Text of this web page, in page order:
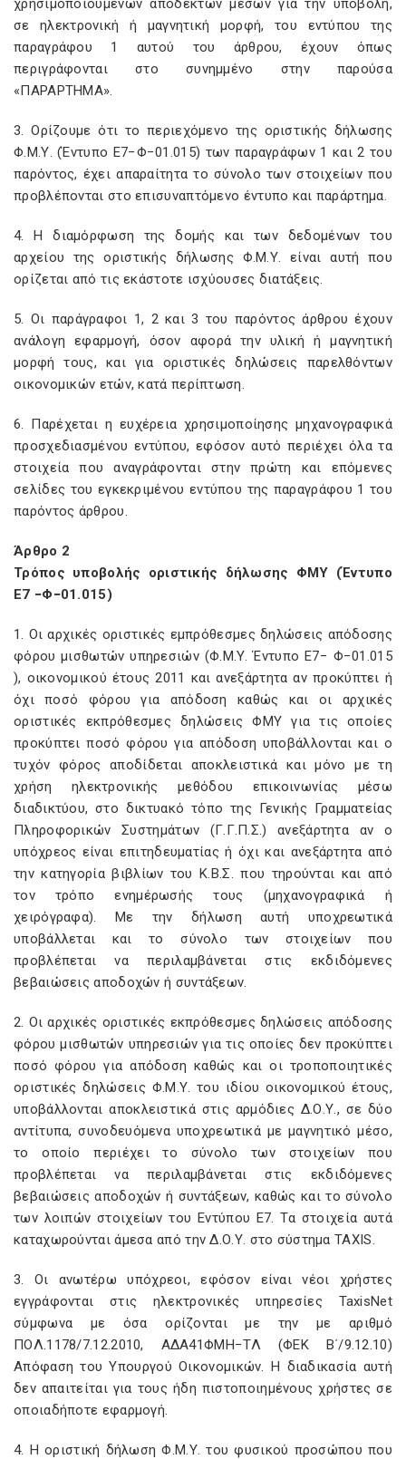
χρησιμοποιούμενων αποδεκτών μέσων για την υποβολή,
σε ηλεκτρονική ή μαγνητική μορφή, του εντύπου της
παραγράφου 1 αυτού του άρθρου, έχουν όπως
περιγράφονται στο συνημμένο στην παρούσα
«ΠΑΡΑΡΤΗΜΑ».
3. Ορίζουμε ότι το περιεχόμενο της οριστικής δήλωσης
Φ.Μ.Υ. (Έντυπο Ε7−Φ−01.015) των παραγράφων 1 και 2 του
παρόντος, έχει απαραίτητα το σύνολο των στοιχείων που
προβλέπονται στο επισυναπτόμενο έντυπο και παράρτημα.
4. Η διαμόρφωση της δομής και των δεδομένων του
αρχείου της οριστικής δήλωσης Φ.Μ.Υ. είναι αυτή που
ορίζεται από τις εκάστοτε ισχύουσες διατάξεις.
5. Οι παράγραφοι 1, 2 και 3 του παρόντος άρθρου έχουν
ανάλογη εφαρμογή, όσον αφορά την υλική ή μαγνητική
μορφή τους, και για οριστικές δηλώσεις παρελθόντων
οικονομικών ετών, κατά περίπτωση.
6. Παρέχεται η ευχέρεια χρησιμοποίησης μηχανογραφικά
προσχεδιασμένου εντύπου, εφόσον αυτό περιέχει όλα τα
στοιχεία που αναγράφονται στην πρώτη και επόμενες
σελίδες του εγκεκριμένου εντύπου της παραγράφου 1 του
παρόντος άρθρου.
Άρθρο 2
Τρόπος υποβολής οριστικής δήλωσης ΦΜΥ (Έντυπο
Ε7 −Φ−01.015)
1. Οι αρχικές οριστικές εμπρόθεσμες δηλώσεις απόδοσης
φόρου μισθωτών υπηρεσιών (Φ.Μ.Υ. Έντυπο Ε7− Φ−01.015
), οικονομικού έτους 2011 και ανεξάρτητα αν προκύπτει ή
όχι ποσό φόρου για απόδοση καθώς και οι αρχικές
οριστικές εκπρόθεσμες δηλώσεις ΦΜΥ για τις οποίες
προκύπτει ποσό φόρου για απόδοση υποβάλλονται και ο
τυχόν φόρος αποδίδεται αποκλειστικά και μόνο με τη
χρήση ηλεκτρονικής μεθόδου επικοινωνίας μέσω
διαδικτύου, στο δικτυακό τόπο της Γενικής Γραμματείας
Πληροφορικών Συστημάτων (Γ.Γ.Π.Σ.) ανεξάρτητα αν ο
υπόχρεος είναι επιτηδευματίας ή όχι και ανεξάρτητα από
την κατηγορία βιβλίων του Κ.Β.Σ. που τηρούνται και από
τον τρόπο ενημέρωσής τους (μηχανογραφικά ή
χειρόγραφα). Με την δήλωση αυτή υποχρεωτικά
υποβάλλεται και το σύνολο των στοιχείων που
προβλέπεται να περιλαμβάνεται στις εκδιδόμενες
βεβαιώσεις αποδοχών ή συντάξεων.
2. Οι αρχικές οριστικές εκπρόθεσμες δηλώσεις απόδοσης
φόρου μισθωτών υπηρεσιών για τις οποίες δεν προκύπτει
ποσό φόρου για απόδοση καθώς και οι τροποποιητικές
οριστικές δηλώσεις Φ.Μ.Υ. του ιδίου οικονομικού έτους,
υποβάλλονται αποκλειστικά στις αρμόδιες Δ.Ο.Υ., σε δύο
αντίτυπα, συνοδευόμενα υποχρεωτικά με μαγνητικό μέσο,
το οποίο περιέχει το σύνολο των στοιχείων που
προβλέπεται να περιλαμβάνεται στις εκδιδόμενες
βεβαιώσεις αποδοχών ή συντάξεων, καθώς και το σύνολο
των λοιπών στοιχείων του Εντύπου Ε7. Τα στοιχεία αυτά
καταχωρούνται άμεσα από την Δ.Ο.Υ. στο σύστημα TAXIS.
3. Οι ανωτέρω υπόχρεοι, εφόσον είναι νέοι χρήστες
εγγράφονται στις ηλεκτρονικές υπηρεσίες TaxisNet
σύμφωνα με όσα ορίζονται με την με αριθμό
ΠΟΛ.1178/7.12.2010, ΑΔΑ41ΦΜΗ−ΤΛ (ΦΕΚ Β΄/9.12.10)
Απόφαση του Υπουργού Οικονομικών. Η διαδικασία αυτή
δεν απαιτείται για τους ήδη πιστοποιημένους χρήστες σε
οποιαδήποτε εφαρμογή.
4. Η οριστική δήλωση Φ.Μ.Υ. του φυσικού προσώπου που